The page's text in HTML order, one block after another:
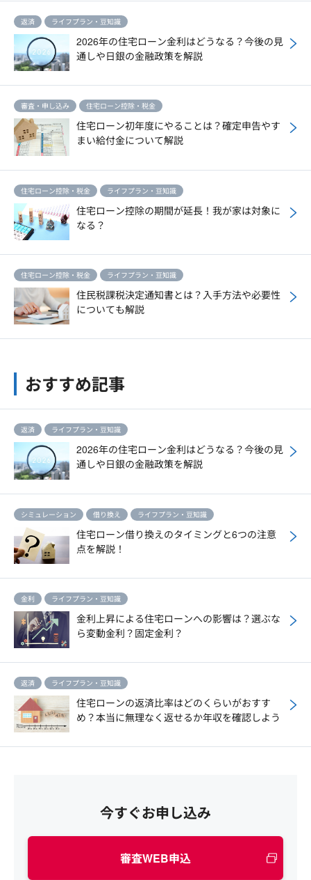
返済 ライフプラン・豆知識
2026年の住宅ローン金利はどうなる？今後の見
通しや日銀の金融政策を解説
審査・申し込み 住宅ローン控除・税金
住宅ローン初年度にやることは？確定申告やす
まい給付金について解説
住宅ローン控除・税金 ライフプラン・豆知識
住宅ローン控除の期間が延長！我が家は対象に
なる？
住宅ローン控除・税金 ライフプラン・豆知識
住民税課税決定通知書とは？入手方法や必要性
についても解説
おすすめ記事
返済 ライフプラン・豆知識
2026年の住宅ローン金利はどうなる？今後の見
通しや日銀の金融政策を解説
シミュレーション 借り換え ライフプラン・豆知識
住宅ローン借り換えのタイミングと6つの注意
点を解説！
金利 ライフプラン・豆知識
金利上昇による住宅ローンへの影響は？選ぶな
ら変動金利？固定金利？
返済 ライフプラン・豆知識
住宅ローンの返済比率はどのくらいがおすす
め？本当に無理なく返せるか年収を確認しよう
今すぐお申し込み
審査WEB申込